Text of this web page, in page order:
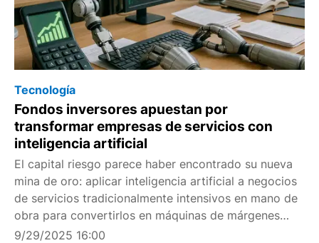
Tecnología
Fondos inversores apuestan por
transformar empresas de servicios con
inteligencia artificial
El capital riesgo parece haber encontrado su nueva
mina de oro: aplicar inteligencia artificial a negocios
de servicios tradicionalmente intensivos en mano de
obra para convertirlos en máquinas de márgenes
comparables a los del software. La estrategia
9/29/2025 16:00